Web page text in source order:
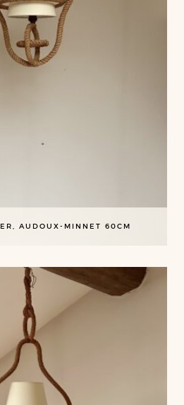
AUDOUX-MINNET 60CM